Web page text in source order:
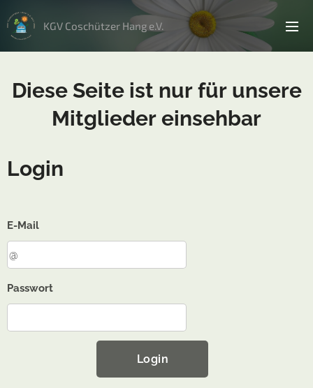
KGV Coschützer Hang e.V.
Diese Seite ist nur für unsere
Mitglieder einsehbar
Login
E-Mail
Passwort
Login